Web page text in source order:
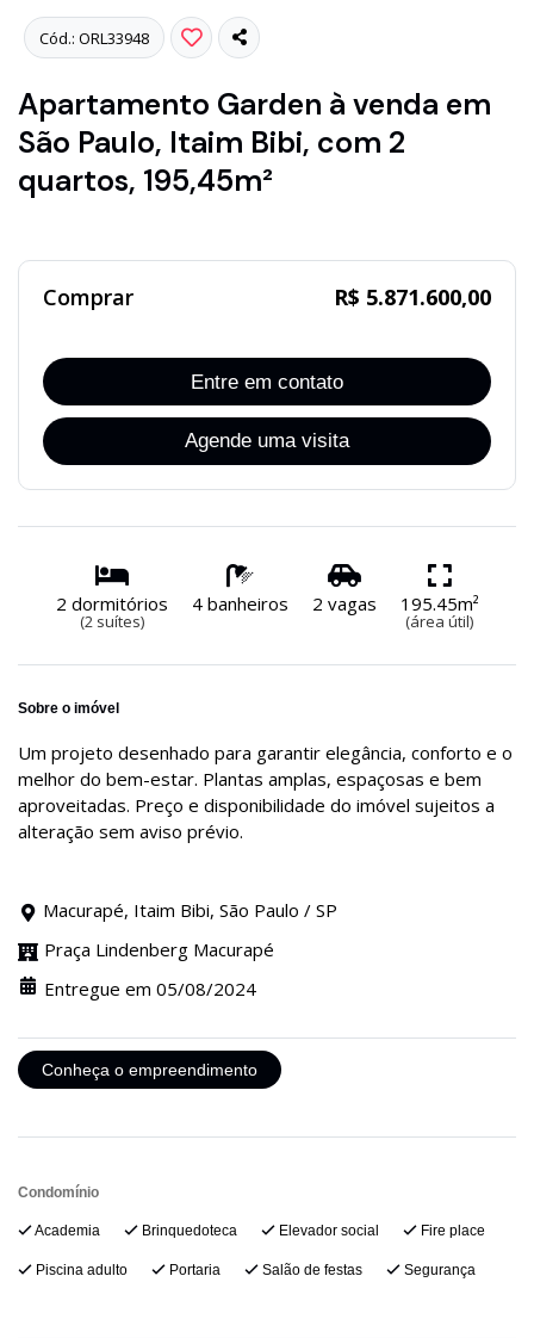
Cód.: ORL33948
Apartamento Garden à venda em
São Paulo, Itaim Bibi, com 2
quartos, 195,45m²
Comprar R$ 5.871.600,00
Entre em contato
Agende uma visita
2 dormitórios
(2 suítes)
4 banheiros 2 vagas 195.45m²
(área útil)
Sobre o imóvel
Um projeto desenhado para garantir elegância, conforto e o
melhor do bem-estar. Plantas amplas, espaçosas e bem
aproveitadas. Preço e disponibilidade do imóvel sujeitos a
alteração sem aviso prévio.
Macurapé, Itaim Bibi, São Paulo / SP
Praça Lindenberg Macurapé
Entregue em 05/08/2024
Conheça o empreendimento
Condomínio
Academia Brinquedoteca Elevador social Fire place
Piscina adulto Portaria Salão de festas Segurança